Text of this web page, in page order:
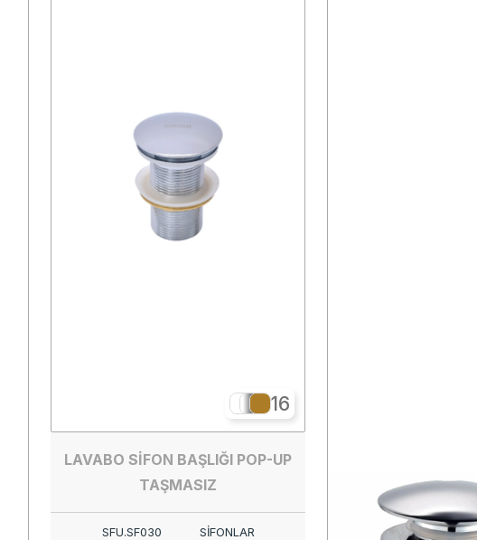
16
LAVABO SİFON BAŞLIĞI POP-UP
TAŞMASIZ
SFU.SF030 SİFONLAR